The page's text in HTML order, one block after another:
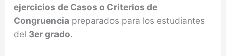
ejercicios de Casos o Criterios de
Congruencia preparados para los estudiantes
del 3er grado.